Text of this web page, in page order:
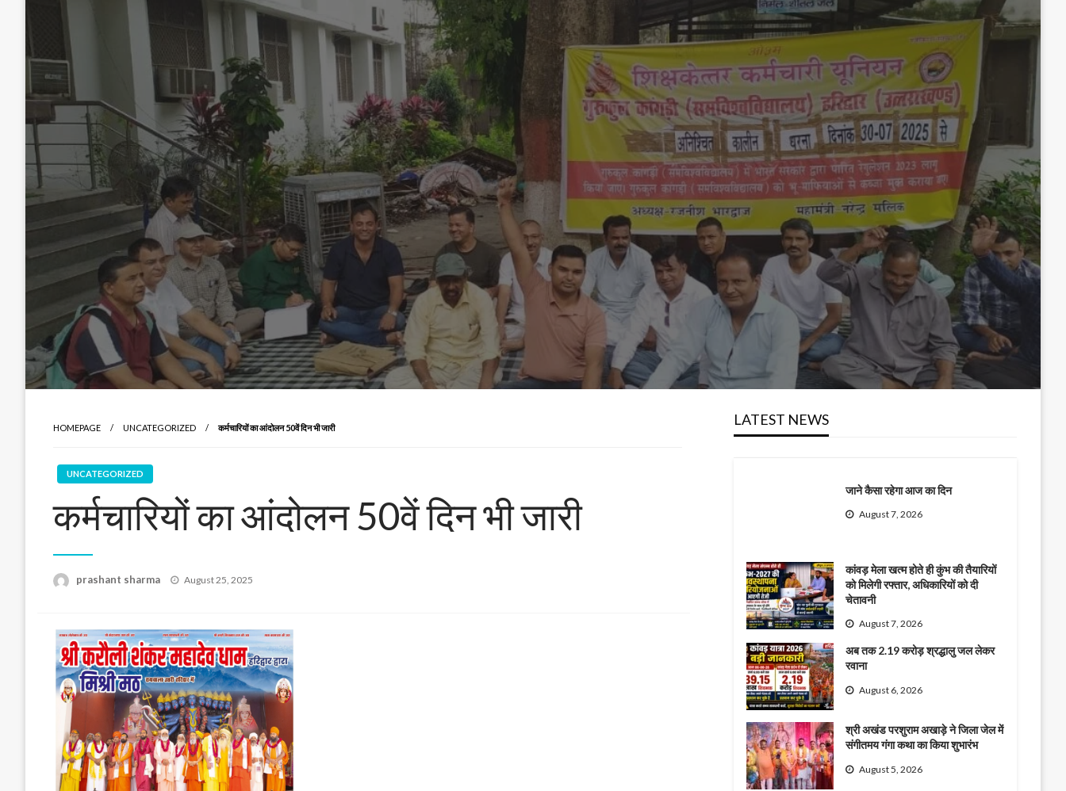
HOMEPAGE UNCATEGORIZED कर्मचारियों का आंदोलन 50वें दिन भी जारी
UNCATEGORIZED
कर्मचारियों का आंदोलन 50वें दिन भी जारी
prashant sharma
Posted
August 25, 2025
LATEST NEWS
जाने कैसा रहेगा आज का दिन
August 7, 2026
कांवड़ मेला खत्म होते ही कुंभ की तैयारियों
को मिलेगी रफ्तार, अधिकारियों को दी
चेतावनी
August 7, 2026
अब तक 2.19 करोड़ श्रद्धालु जल लेकर
रवाना
August 6, 2026
श्री अखंड परशुराम अखाड़े ने जिला जेल में
संगीतमय गंगा कथा का किया शुभारंभ
August 5, 2026